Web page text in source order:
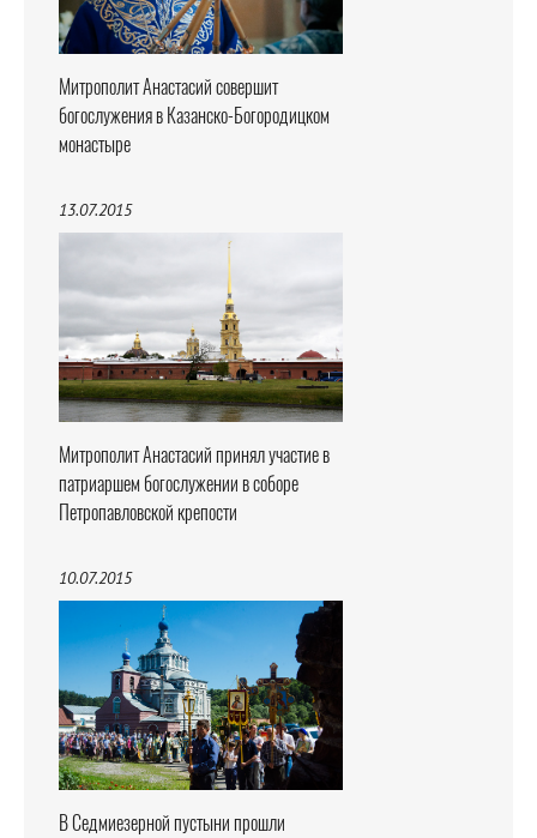
Митрополит Анастасий совершит
богослужения в Казанско-Богородицком
монастыре
13.07.2015
Митрополит Анастасий принял участие в
патриаршем богослужении в соборе
Петропавловской крепости
10.07.2015
В Седмиезерной пустыни прошли